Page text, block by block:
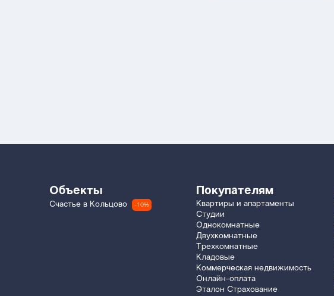
Объекты
Счастье в Кольцово -10%
Покупателям
Квартиры и апартаменты
Студии
Однокомнатные
Двухкомнатные
Трехкомнатные
Кладовые
Коммерческая недвижимость
Онлайн-оплата
Эталон Страхование